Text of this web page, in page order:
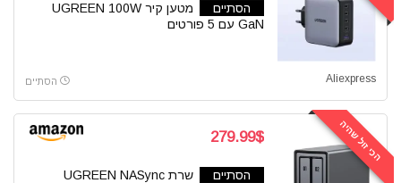
הסתיים
מטען קיר UGREEN 100W
GaN עם 5 פורטים
Aliexpress הסתיים
הכי זול שהיה 279.99$
הסתיים
שרת UGREEN NASync